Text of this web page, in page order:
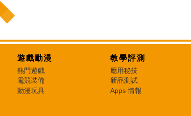
遊戲動漫
熱門遊戲
電競裝備
動漫玩具
教學評測
應用秘技
新品測試
Apps 情報